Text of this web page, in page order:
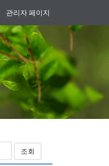
관리자 페이지